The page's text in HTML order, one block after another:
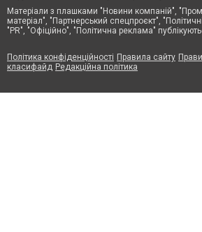
Матеріали з плашками "Новини компаній",
матеріал", "Партнерський спецпроєкт",
"PR", "Офіційно", "Політична реклама"
Політика конфіденційності Правила сайту
класифайд Редакційна політика